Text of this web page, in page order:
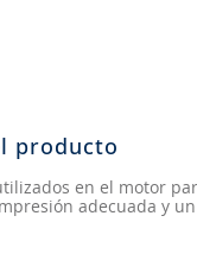
producto
en el motor
adecuada y